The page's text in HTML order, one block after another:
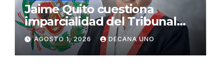
Jaime Quito cuestiona
imparcialidad del Tribunal
Constitucional tras liberación
de Ollanta Humala
AGOSTO 1, 2026 DECANA UNO